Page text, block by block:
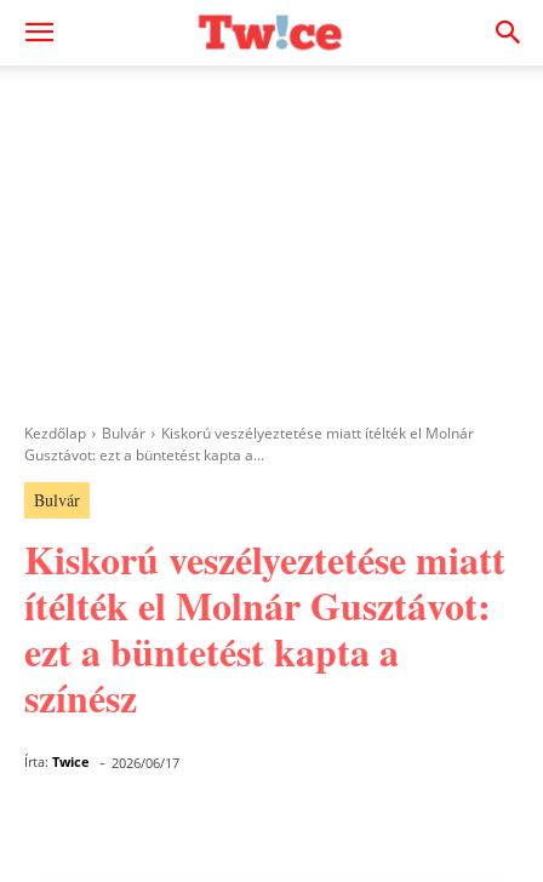
Kezdőlap Bulvár
Kiskorú veszélyeztetése miatt ítélték el Molnár
Gusztávot: ezt a büntetést kapta a...
Bulvár
Kiskorú veszélyeztetése miatt
ítélték el Molnár Gusztávot:
ezt a büntetést kapta a
színész
Írta: Twice - 2026/06/17